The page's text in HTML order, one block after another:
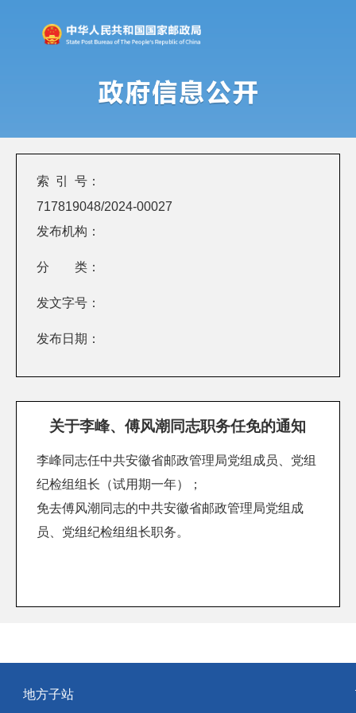
索 引 号：
717819048/2024-00027
发布机构：
分 类：
发文字号：
发布日期：
关于李峰、傅风潮同志职务任免的通知
李峰同志任中共安徽省邮政管理局党组成员、党组
纪检组组长（试用期一年）；
免去傅风潮同志的中共安徽省邮政管理局党组成
员、党组纪检组组长职务。
地方子站